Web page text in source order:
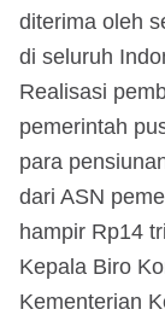
diterima oleh
di seluruh
Realisasi
pemerintah
para
dari ASN
hampir Rp14
Kepala Biro
Kementerian